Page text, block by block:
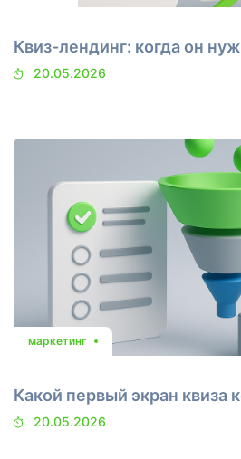
Квиз-лендинг: когда он
20.05.2026
маркетинг
Какой первый экран квиза
20.05.2026